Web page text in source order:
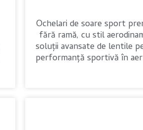
Ochelari de soare sport
fără ramă, cu stil
soluții avansate de lentile
performanță sportivă în